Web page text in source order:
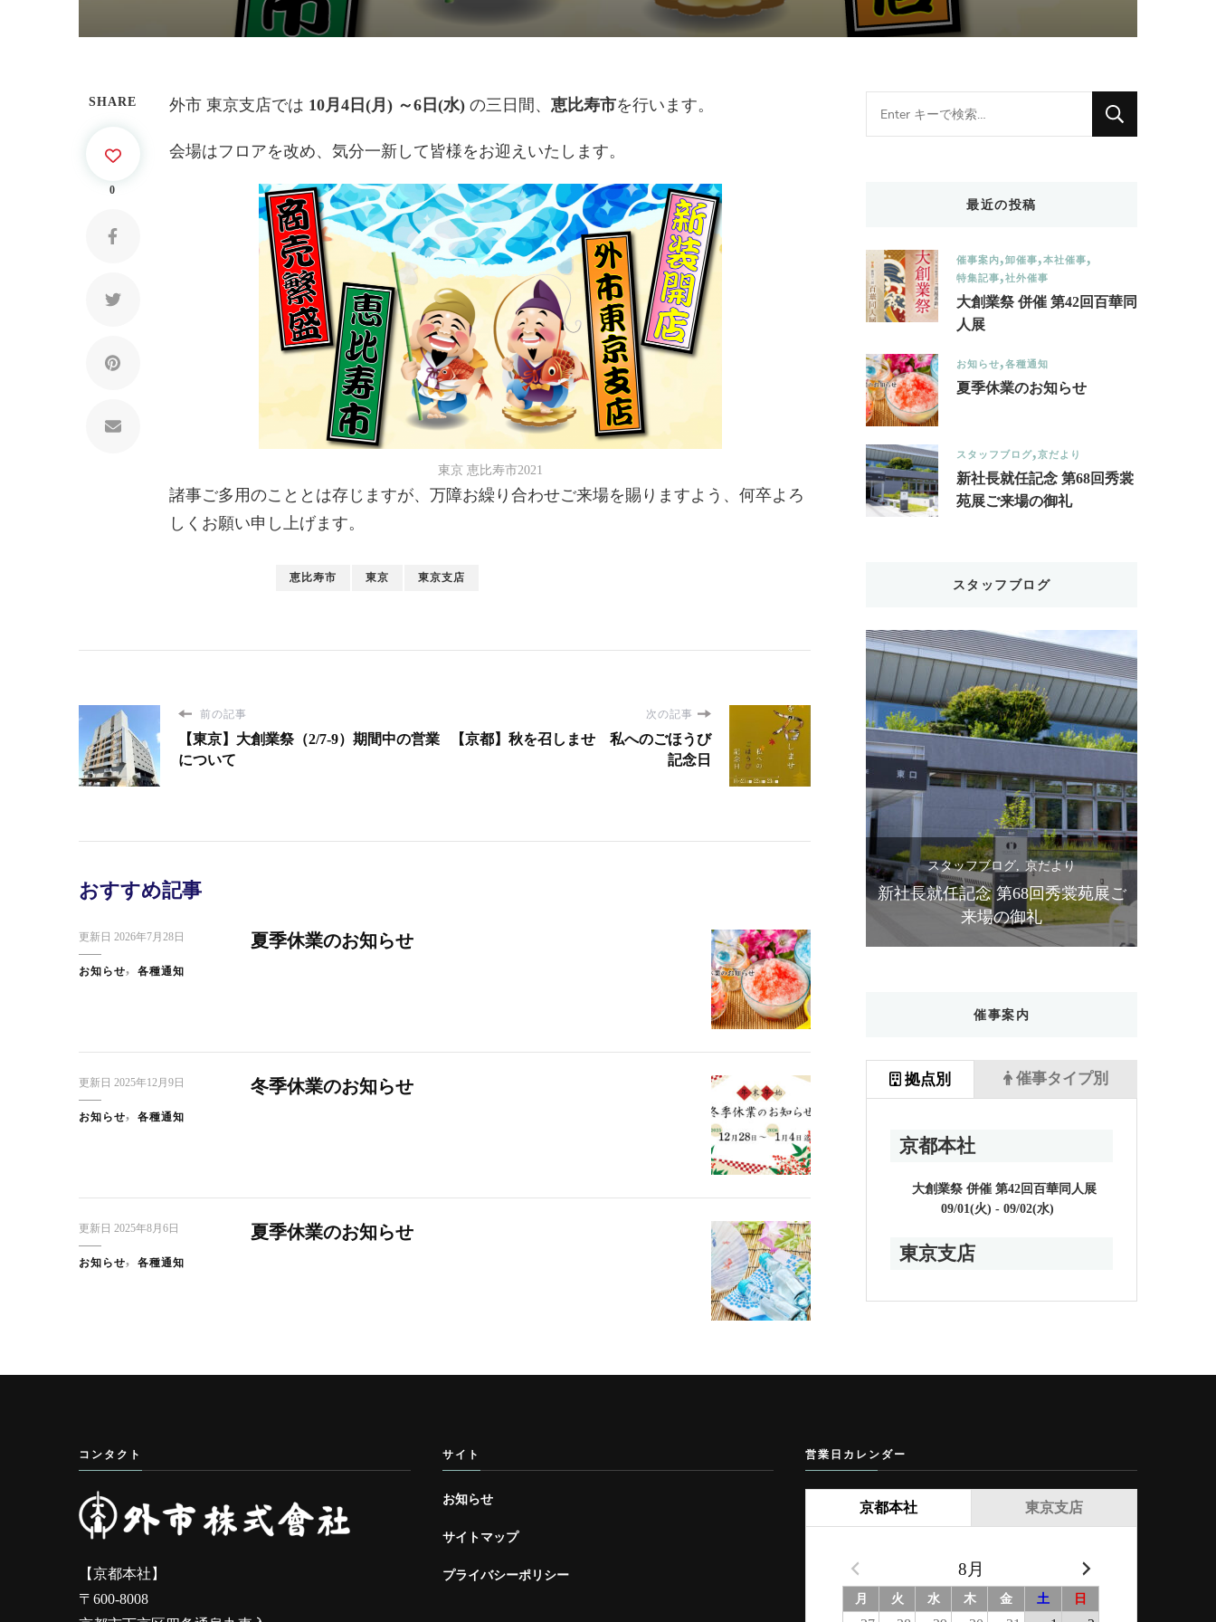
SHARE
0
外市 東京支店では 10月4日(月) ～6日(水) の三日間、 恵比寿市を行います。
会場はフロアを改め、気分一新して皆様をお迎えいたします。
東京 恵比寿市2021
諸事ご多用のこととは存じますが、万障お繰り合わせご来場を賜りますよう、何卒よろ
しくお願い申し上げます。
恵比寿市 東京 東京支店
前の記事
【東京】大創業祭（2/7-9）期間中の営業
について
次の記事
【京都】秋を召しませ 私へのごほうび
記念日
おすすめ記事
更新日 2026年7月28日
お知らせ 各種通知
夏季休業のお知らせ
更新日 2025年12月9日
お知らせ 各種通知
冬季休業のお知らせ
更新日 2025年8月6日
お知らせ 各種通知
夏季休業のお知らせ
for
最近の投稿
催事案内 卸催事
本社催事
特集記事
社外催事
大創業祭 併催 第42回百華同
人展
お知らせ 各種通知
夏季休業のお知らせ
スタッフブログ 京だより
新社長就任記念 第68回秀裳
苑展ご来場の御礼
スタッフブログ
スタッフブログ 日本橋だより
スタッフブログ 京だより
設立90周年 第67回秀裳苑展 ご来場
の御礼
催事案内
拠点別
京都本社
大創業祭 併催 第42回百華同人展
09/01(火) - 09/02(水)
東京支店
催事タイプ別
コンタクト
【京都本社】
〒600-8008
サイト
お知らせ
サイトマップ
プライバシーポリシー
営業日カレンダー
京都本社
8月
月 火 水 木 金 土 日
東京支店